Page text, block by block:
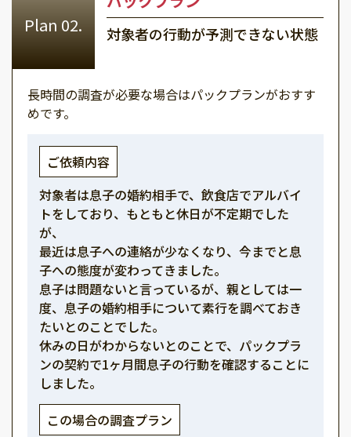
対象者の行動が予測できない状態
長時間の調査が必要な場合はパックプランがおすす
めです。
ご依頼内容
対象者は息子の婚約相手で、飲食店でアルバイ
トをしており、もともと休日が不定期でした
が、
最近は息子への連絡が少なくなり、今までと息
子への態度が変わってきました。
息子は問題ないと言っているが、親としては一
度、息子の婚約相手について素行を調べておき
たいとのことでした。
休みの日がわからないとのことで、パックプラ
ンの契約で1ヶ月間息子の行動を確認することに
しました。
この場合の調査プラン